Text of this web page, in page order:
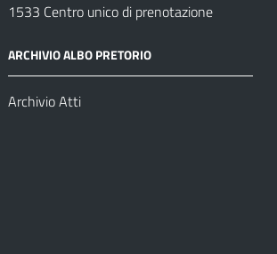
1533 Centro unico di prenotazione
ARCHIVIO ALBO PRETORIO
Archivio Atti